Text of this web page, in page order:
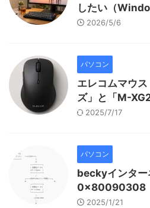
したい（
2026/5/6
パソコン
エレコムマウ
ズ」と「M-
2025/7/17
パソコン
beckyインタ
0x80090308
2025/1/21